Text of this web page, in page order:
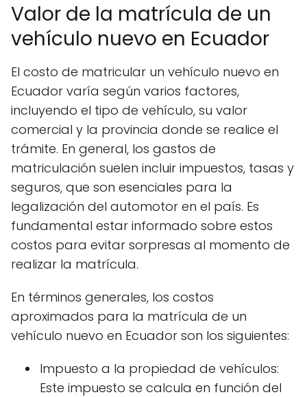
Valor de la matrícula de un
vehículo nuevo en Ecuador
El costo de matricular un vehículo nuevo en
Ecuador varía según varios factores,
incluyendo el tipo de vehículo, su valor
comercial y la provincia donde se realice el
trámite. En general, los gastos de
matriculación suelen incluir impuestos, tasas y
seguros, que son esenciales para la
legalización del automotor en el país. Es
fundamental estar informado sobre estos
costos para evitar sorpresas al momento de
realizar la matrícula.
En términos generales, los costos
aproximados para la matrícula de un
vehículo nuevo en Ecuador son los siguientes:
Impuesto a la propiedad de vehículos:
Este impuesto se calcula en función del